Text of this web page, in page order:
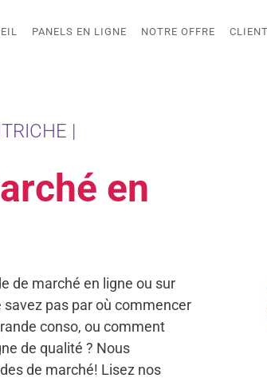
PANELS EN LIGNE NOTRE OFFRE
|
en
de marché en ligne ou sur
pas par où commencer
conso, ou comment
de qualité ? Nous
de marché! Lisez nos